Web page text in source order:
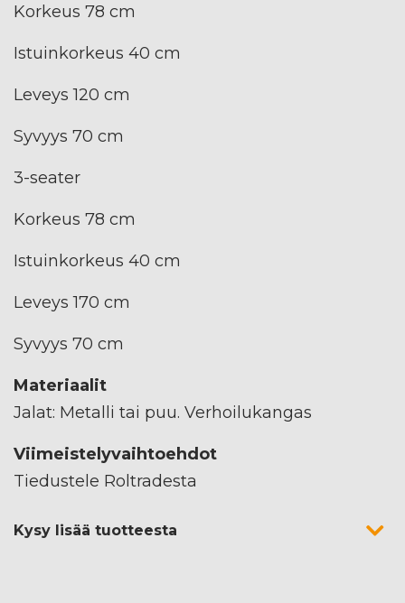
Korkeus 78 cm
Istuinkorkeus 40 cm
Leveys 120 cm
Syvyys 70 cm
3-seater
Korkeus 78 cm
Istuinkorkeus 40 cm
Leveys 170 cm
Syvyys 70 cm
Materiaalit
Jalat: Metalli tai puu. Verhoilukangas
Viimeistelyvaihtoehdot
Tiedustele Roltradesta
Kysy lisää tuotteesta